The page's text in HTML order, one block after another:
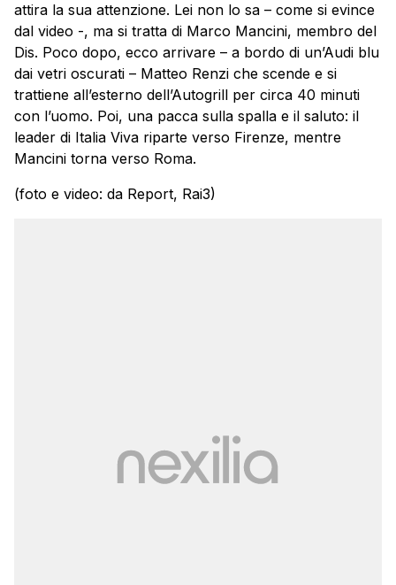
attira la sua attenzione. Lei non lo sa – come si evince
dal video -, ma si tratta di Marco Mancini, membro del
Dis. Poco dopo, ecco arrivare – a bordo di un’Audi blu
dai vetri oscurati – Matteo Renzi che scende e si
trattiene all’esterno dell’Autogrill per circa 40 minuti
con l’uomo. Poi, una pacca sulla spalla e il saluto: il
leader di Italia Viva riparte verso Firenze, mentre
Mancini torna verso Roma.
(foto e video: da Report, Rai3)